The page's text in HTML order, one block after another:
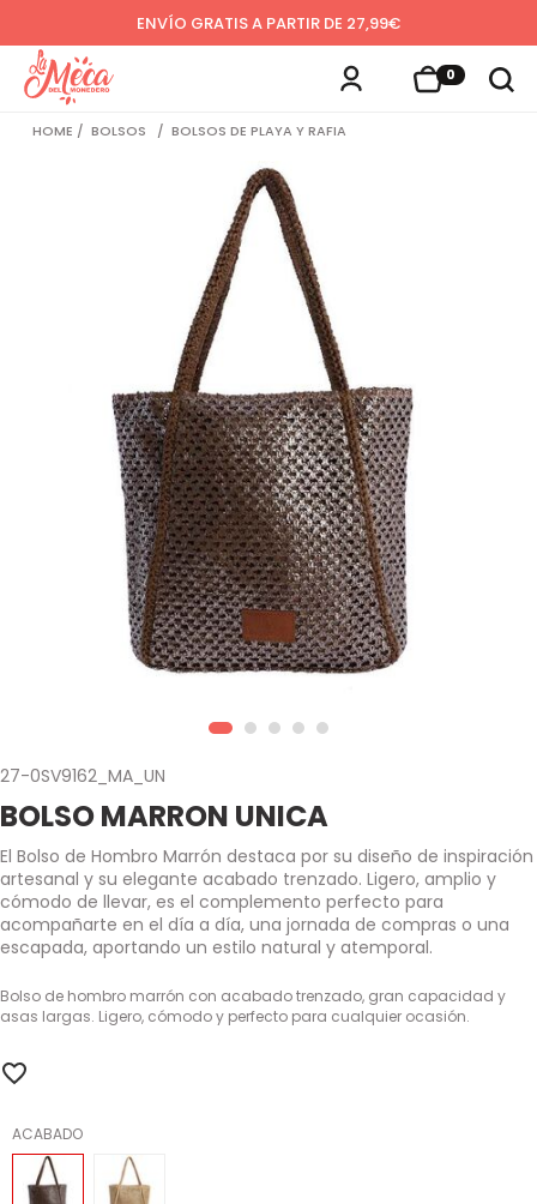
ENVÍO GRATIS A PARTIR DE 27,99€
0
HOME BOLSOS BOLSOS DE PLAYA Y RAFIA
27-0SV9162_MA_UN
BOLSO MARRON UNICA
El Bolso de Hombro Marrón destaca por su diseño de inspiración
artesanal y su elegante acabado trenzado. Ligero, amplio y
cómodo de llevar, es el complemento perfecto para
acompañarte en el día a día, una jornada de compras o una
escapada, aportando un estilo natural y atemporal.
Bolso de hombro marrón con acabado trenzado, gran capacidad y
asas largas. Ligero, cómodo y perfecto para cualquier ocasión.
ACABADO